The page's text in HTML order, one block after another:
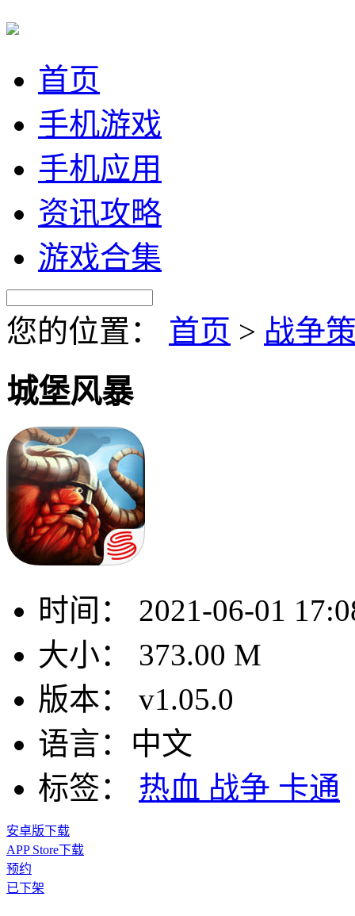
首页
手机游戏
手机应用
资讯攻略
游戏合集
您的位置： 首页 > 战争
城堡风暴
时间：
2021-06-01
大小：
373.00 M
版本：
v1.05.0
语言： 中文
标签：
热血 战争 卡通
安卓版下载
APP Store下载
预约
已下架